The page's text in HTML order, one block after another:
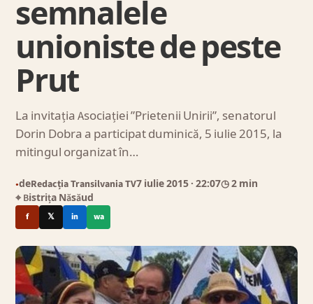
semnalele
unioniste de peste
Prut
La invitația Asociației ”Prietenii Unirii”, senatorul
Dorin Dobra a participat duminică, 5 iulie 2015, la
mitingul organizat în…
●deRedacția Transilvania TV7 iulie 2015 · 22:07◷ 2 min
⌖ Bistrița Năsăud
f 𝕏 in wa